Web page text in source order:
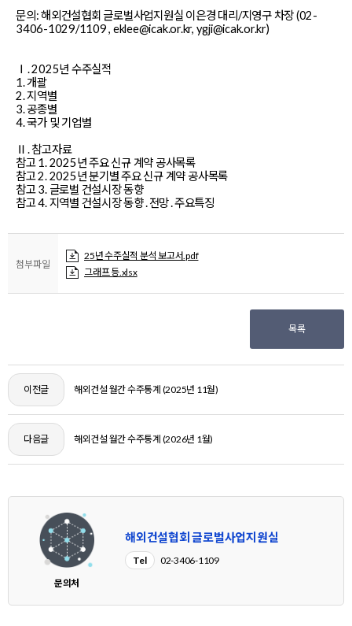
문의: 해외건설협회 글로벌사업지원실 이은경 대리/지영구 차장 (02-
3406-1029/1109 , eklee@icak.or.kr, ygji@icak.or.kr)
Ⅰ. 2025년 수주실적
1. 개괄
2. 지역별
3. 공종별
4. 국가 및 기업별
Ⅱ. 참고자료
참고 1. 2025년 주요 신규 계약 공사목록
참고 2. 2025년 분기별 주요 신규 계약 공사목록
참고 3. 글로벌 건설시장 동향
참고 4. 지역별 건설시장 동향․전망․주요특징
첨부파일
25년 수주실적 분석 보고서.pdf
그래프 등.xlsx
목록
이전글 해외건설 월간 수주통계 (2025년 11월)
다음글 해외건설 월간 수주통계 (2026년 1월)
문의처
해외건설협회 글로벌사업지원실
Tel 02-3406-1109